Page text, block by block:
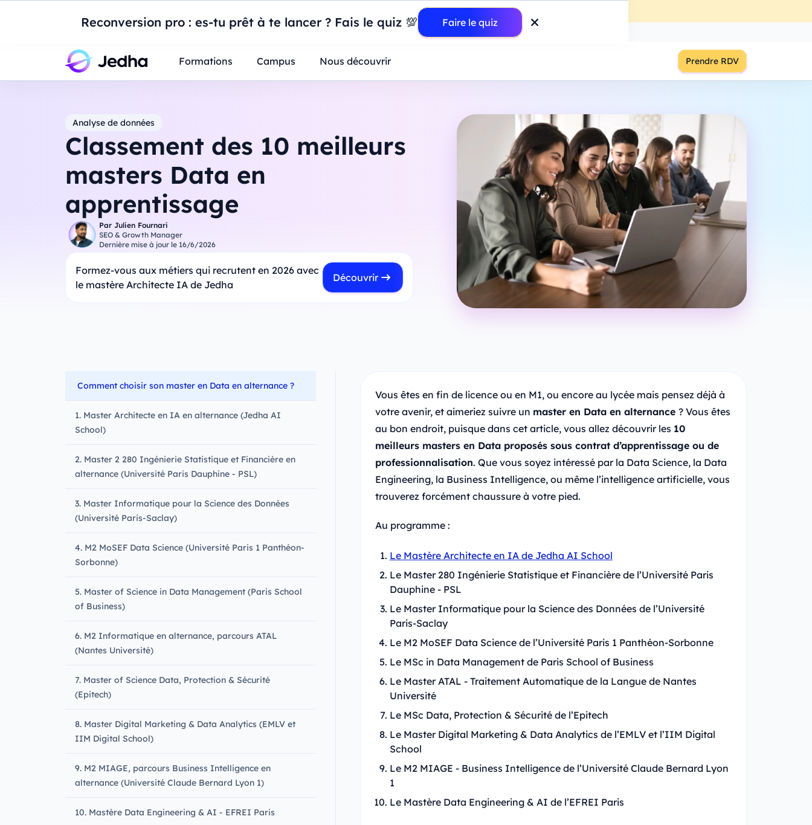
Reconversion pro : es-tu prêt à te lancer ? Fais le quiz 💯 Faire le quiz
Introduction à Power BI : construisez votre premier dashboard de A à Z-Mardi
Étudiants Parents
Formations Campus Nous découvrir Prendre RDV
Analyse de données
Classement des 10 meilleurs
masters Data en
apprentissage
Par Julien Fournari
SEO & Growth Manager
Dernière mise à jour le 16/6/2026
Formez-vous aux métiers qui recrutent en 2026 avec
le mastère Architecte IA de Jedha
Découvrir
Comment choisir son master en Data en alternance ?
1. Master Architecte en IA en alternance (Jedha AI
School)
2. Master 2 280 Ingénierie Statistique et Financière en
alternance (Université Paris Dauphine - PSL)
3. Master Informatique pour la Science des Données
(Université Paris-Saclay)
4. M2 MoSEF Data Science (Université Paris 1 Panthéon-
Sorbonne)
5. Master of Science in Data Management (Paris School
of Business)
6. M2 Informatique en alternance, parcours ATAL
(Nantes Université)
7. Master of Science Data, Protection & Sécurité
(Epitech)
8. Master Digital Marketing & Data Analytics (EMLV et
IIM Digital School)
9. M2 MIAGE, parcours Business Intelligence en
alternance (Université Claude Bernard Lyon 1)
10. Mastère Data Engineering & AI - EFREI Paris
Vous êtes en fin de licence ou en M1, ou encore au lycée mais pensez déjà à
votre avenir, et aimeriez suivre un master en Data en alternance ? Vous êtes
au bon endroit, puisque dans cet article, vous allez découvrir les 10
meilleurs masters en Data proposés sous contrat d’apprentissage ou de
professionnalisation. Que vous soyez intéressé par la Data Science, la Data
Engineering, la Business Intelligence, ou même l’intelligence artificielle, vous
trouverez forcément chaussure à votre pied.
Au programme :
Le Mastère Architecte en IA de Jedha AI School
Le Master 280 Ingénierie Statistique et Financière de l’Université Paris
Dauphine - PSL
Le Master Informatique pour la Science des Données de l’Université
Paris-Saclay
Le M2 MoSEF Data Science de l’Université Paris 1 Panthéon-Sorbonne
Le MSc in Data Management de Paris School of Business
Le Master ATAL - Traitement Automatique de la Langue de Nantes
Université
Le MSc Data, Protection & Sécurité de l’Epitech
Le Master Digital Marketing & Data Analytics de l’EMLV et l’IIM Digital
School
Le M2 MIAGE - Business Intelligence de l’Université Claude Bernard Lyon
1
Le Mastère Data Engineering & AI de l’EFREI Paris